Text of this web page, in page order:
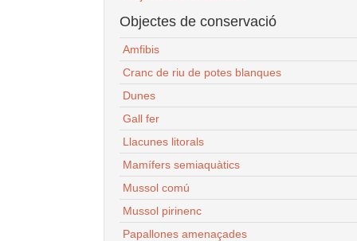
Objectes de conservació
Amfibis
Cranc de riu de potes blanques
Dunes
Gall fer
Llacunes litorals
Mamífers semiaquàtics
Mussol comú
Mussol pirinenc
Papallones amenaçades